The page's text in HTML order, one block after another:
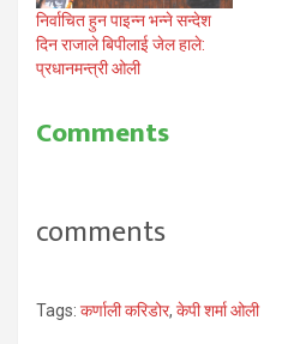
निर्वाचित हुन पाइन्न भन्ने सन्देश
दिन राजाले बिपीलाई जेल हाले:
प्रधानमन्त्री ओली
Comments
comments
Tags: कर्णाली करिडोर, केपी शर्मा ओली